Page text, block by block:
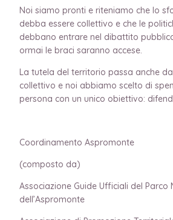
Noi siamo pronti e riteniamo che lo
debba essere collettivo e che le
debbano entrare nel dibattito
ormai le braci saranno accese.
La tutela del territorio passa anche
collettivo e noi abbiamo scelto di
persona con un unico obiettivo:
Coordinamento Aspromonte
(composto da)
Associazione Guide Ufficiali del Parco
dell’Aspromonte